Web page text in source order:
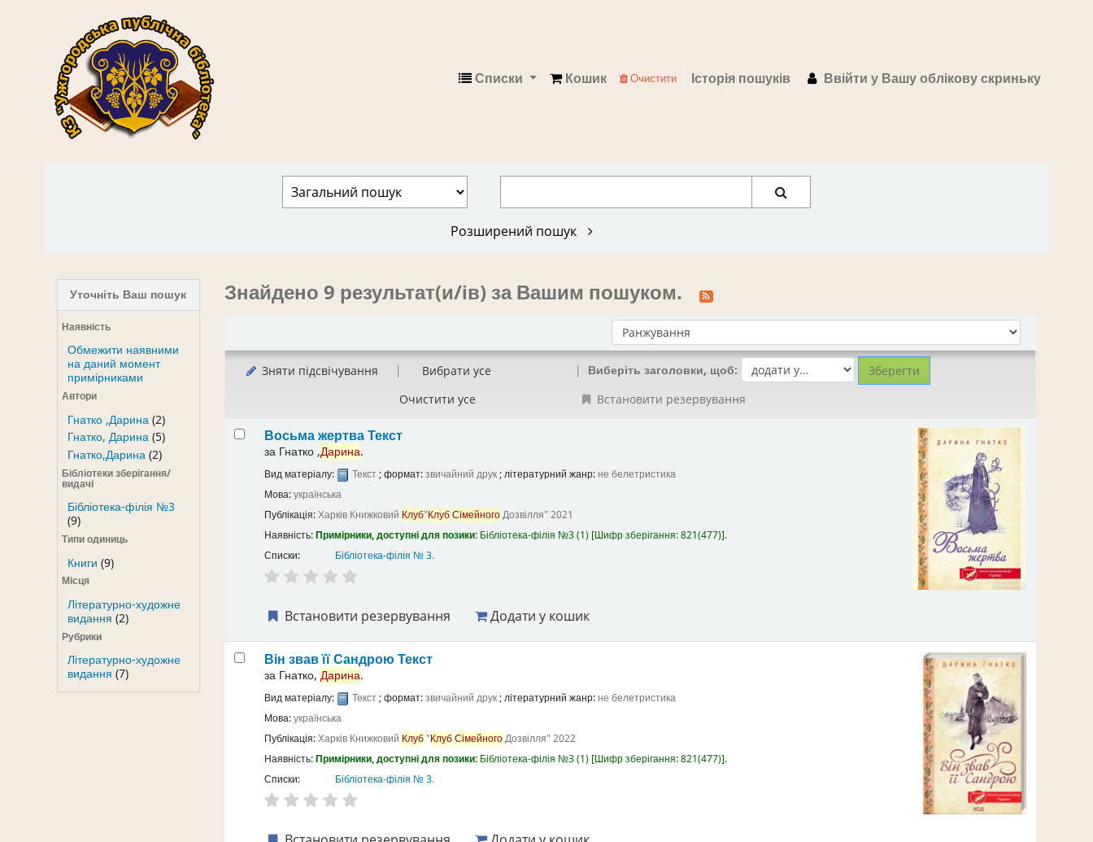
Кошик
Списки Ввійти у Вашу облікову скриньку
Історія пошуків
Очистити
Розширений пошук
Уточніть Ваш пошук
Наявність
Обмежити наявними
на даний момент
примірниками
Автори
Гнатко ,Дарина(2)
Гнатко, Дарина(5)
Гнатко,Дарина(2)
Бібліотеки зберігання/
видачі
Бібліотека-філія №3
(9)
Типи одиниць
Книги (9)
Місця
Літературно-художне
видання (2)
Рубрики
Літературно-художне
видання (7)
Знайдено 9 результат(и/ів) за Вашим пошуком.
Сортувати за:
Зняти підсвічування
Вибрати усе
Очистити усе
Виберіть заголовки, щоб:
Встановити резервування
Восьма жертваТекст
за Гнатко ,Дарина.
Вид матеріалу: Текст; формат:звичайний друк; літературний жанр: не белетристика
Мова:українська
Публікація:Харків Книжковий Клуб"КлубСімейногоДозвілля" 2021
Наявність:Примірники, доступні для позики: Бібліотека-філія №3(1) Шифр зберігання:821(477) .
Списки:
Бібліотека-філія № 3.
Встановити резервування Додати у кошик
Він звав її Сандрою Текст
за Гнатко, Дарина.
Вид матеріалу: Текст; формат:звичайний друк; літературний жанр:не белетристика
Мова:українська
Публікація:Харків Книжковий Клуб"КлубСімейногоДозвілля" 2022
Наявність:Примірники, доступні для позики: Бібліотека-філія №3(1) Шифр зберігання:821(477) .
Списки:
Бібліотека-філія № 3.